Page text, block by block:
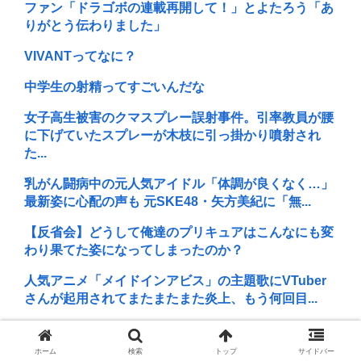
ファン「ドラゴボの連載再開して！」とよたろう「あ
りがとう伝わりました」
VIVANTってなに？
中学生の射精ってすごいんだな
女子高生被害のクマスプレー誤射事件。引率教員が腰
に下げていたスプレーが木枝に引っ掛かり噴射され
た...
乳がん闘病中の元人気アイドル「体調が良くなく…」
最新姿に心配の声も 元SKE48・矢方美紀に「無...
【反省会】どうして俺達のプリキュアはこんなにも変
わり果てた姿になってしまったのか？
人気アニメ「メイドインアビス」の主題歌にVTuber
さんが起用されてまたまたまた炎上、もう何回目...
22歳女性、商業施設で通りすがりの面識無い女子中学
生にラリアットして逮捕される
ホーム 検索 トップ サイドバー